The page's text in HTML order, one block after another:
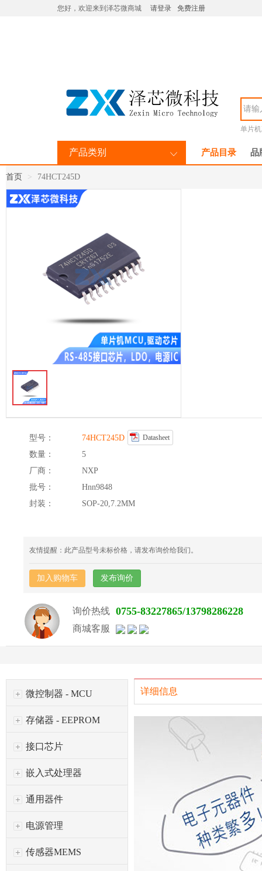
您好，欢迎来到泽芯微商城 请登录 免费注册
单片
产品类别 产品目录 品
首页 74HCT245D
型号： 74HCT245D Datasheet
数量：
5
厂商：
NXP
批号：
Hnn9848
封装：
SOP-20,7.2MM
友情提醒：此产品型号未标价格，请发布询价给我们。
加入购物车 发布询价
询价热线 0755-83227865/13798286228
商城客服
微控制器 - MCU
存储器 - EEPROM
接口芯片
嵌入式处理器
通用器件
电源管理
传感器MEMS
详细信息